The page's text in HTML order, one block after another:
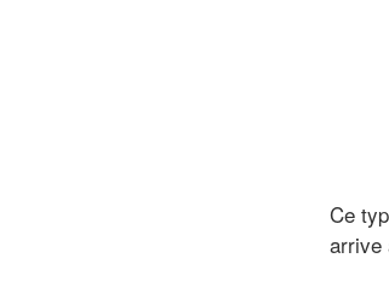
Ce
arrive